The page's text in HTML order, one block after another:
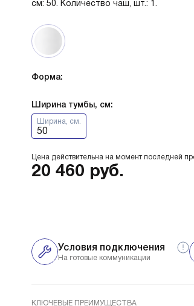
см: 50. Количество чаш, шт.: 1.
Форма:
Ширина тумбы, см:
Ширина, см.
50
Цена действительна на момент последней
20 460 руб.
Условия подключения
На готовые коммуникации
КЛЮЧЕВЫЕ ПРЕИМУЩЕСТВА